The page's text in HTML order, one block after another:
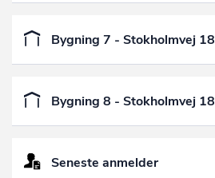
Bygning 7 - Stokholmvej 18
Bygning 8 - Stokholmvej 18
Seneste anmelder